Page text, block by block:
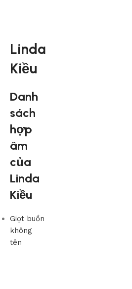
Linda
Kiều
Danh
sách
hợp
âm
của
Linda
Kiều
Giọt buồn
không
tên